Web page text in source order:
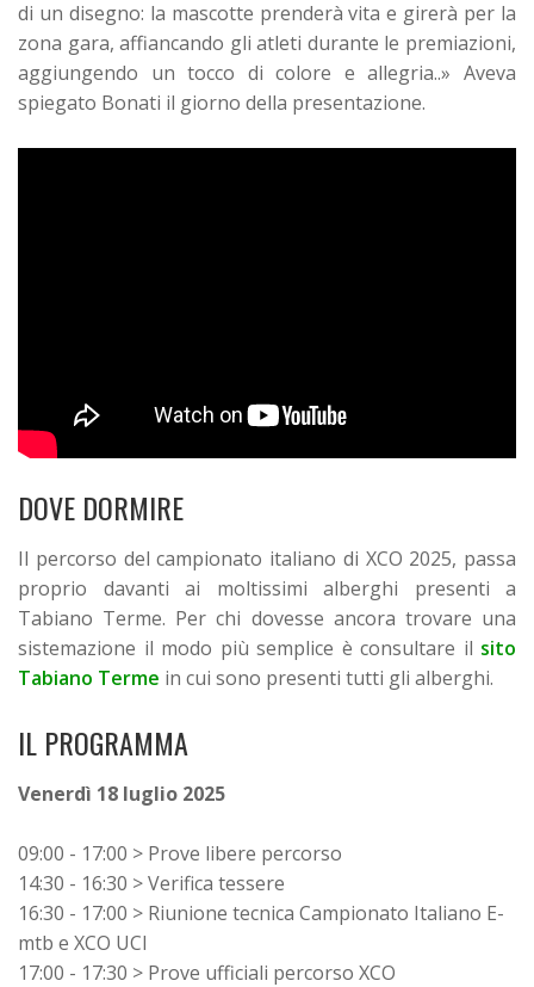
di un disegno: la mascotte prenderà vita e girerà per la
zona gara, affiancando gli atleti durante le premiazioni,
aggiungendo un tocco di colore e allegria..» Aveva
spiegato Bonati il giorno della presentazione.
DOVE DORMIRE
Il percorso del campionato italiano di XCO 2025, passa
proprio davanti ai moltissimi alberghi presenti a
Tabiano Terme. Per chi dovesse ancora trovare una
sistemazione il modo più semplice è consultare il sito
Tabiano Terme in cui sono presenti tutti gli alberghi.
IL PROGRAMMA
Venerdì 18 luglio 2025
09:00 - 17:00 > Prove libere percorso
14:30 - 16:30 > Verifica tessere
16:30 - 17:00 > Riunione tecnica Campionato Italiano E-
mtb e XCO UCI
17:00 - 17:30 > Prove ufficiali percorso XCO